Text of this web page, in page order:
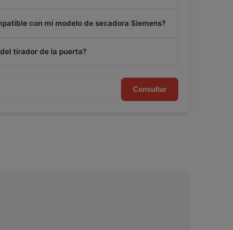
con mi modelo de secadora Siemens?
tirador de la puerta?
Consultar